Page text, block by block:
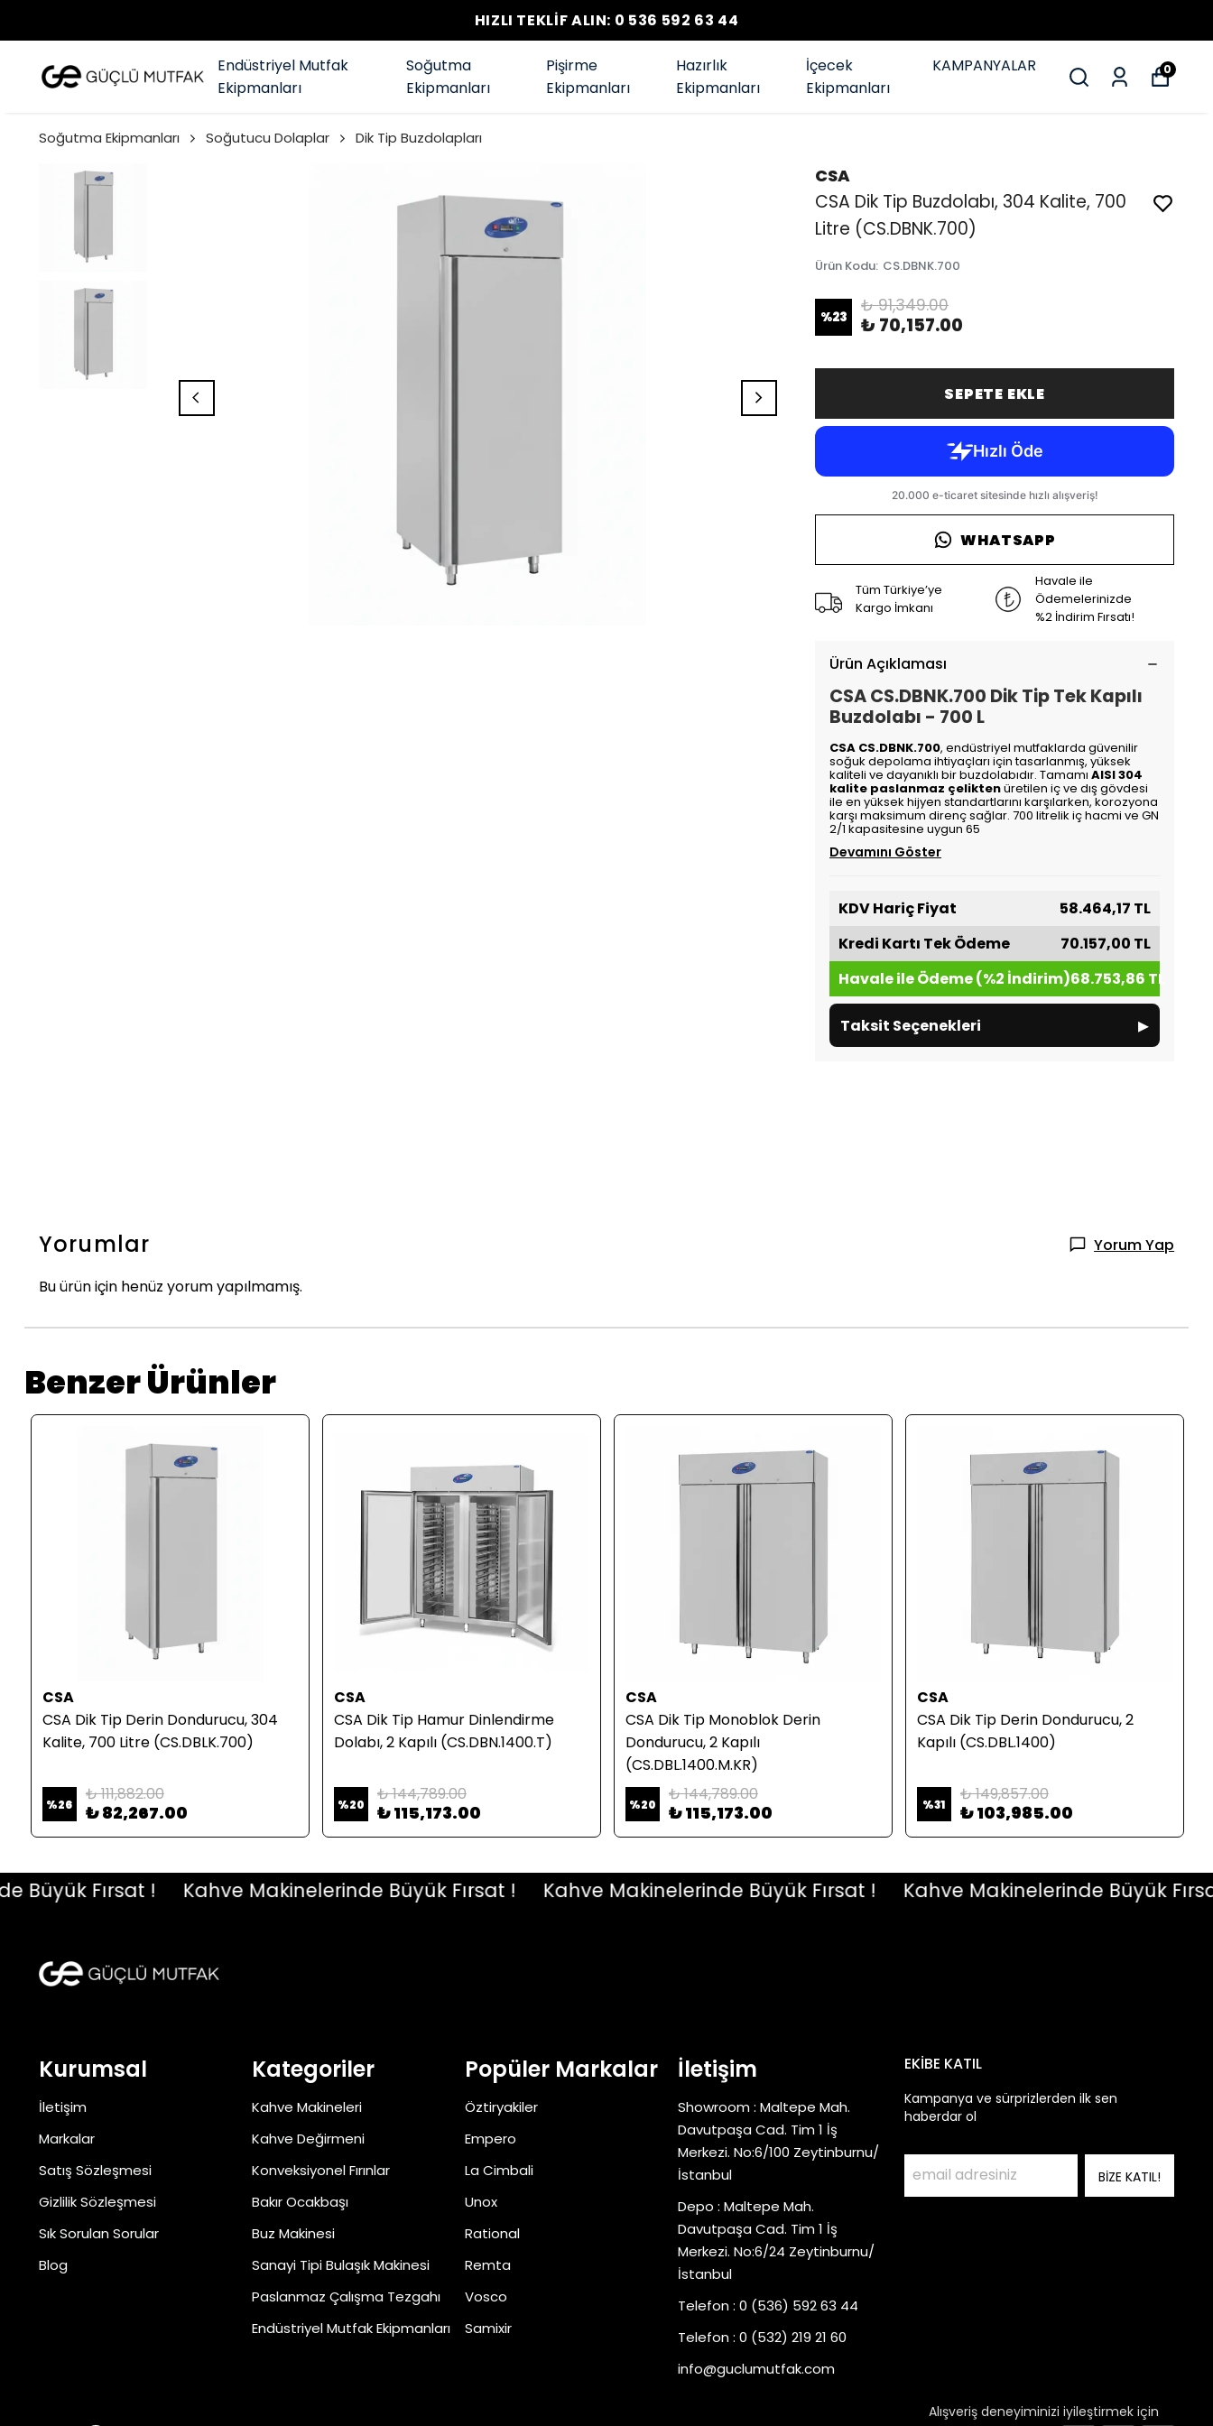
HIZLI TEKLİF ALIN: 0 536 592 63 44
Endüstriyel Mutfak
Ekipmanları
Soğutma
Ekipmanları
Pişirme
Ekipmanları
Hazırlık
Ekipmanları
İçecek
Ekipmanları
KAMPANYALAR 0
Alışveriş deneyiminizi iyileştirmek için
Soğutma Ekipmanları Soğutucu Dolaplar Dik Tip Buzdolapları
CSA
CSA Dik Tip Buzdolabı, 304 Kalite, 700
Litre (CS.DBNK.700)
Ürün Kodu: CS.DBNK.700
%23
₺ 91,349.00
₺ 70,157.00
SEPETE EKLE
WHATSAPP
Tüm Türkiye’ye
Kargo İmkanı
Havale ile
Ödemelerinizde
%2 İndirim Fırsatı!
Ürün Açıklaması
CSA CS.DBNK.700 Dik Tip Tek Kapılı
Buzdolabı - 700 L
CSA CS.DBNK.700, endüstriyel mutfaklarda güvenilir
soğuk depolama ihtiyaçları için tasarlanmış, yüksek
kaliteli ve dayanıklı bir buzdolabıdır. TamamıAISI 304
kalite paslanmaz çeliktenüretilen iç ve dış gövdesi
ile en yüksek hijyen standartlarını karşılarken, korozyona
karşı maksimum direnç sağlar. 700 litrelik iç hacmi ve GN
2/1 kapasitesine uygun 65
Devamını Göster
KDV Hariç Fiyat
58.464,17 TL
Kredi Kartı Tek Ödeme
70.157,00 TL
Havale ile Ödeme (%2 İndirim)68.753,86 TL
Taksit Seçenekleri ▸
Yorumlar Yorum Yap
Bu ürün için henüz yorum yapılmamış.
Benzer Ürünler
CSA
CSA Dik Tip Derin Dondurucu, 304
Kalite, 700 Litre (CS.DBLK.700)
%26 ₺ 111,882.00
₺ 82,267.00
CSA
CSA Dik Tip Hamur Dinlendirme
Dolabı, 2 Kapılı (CS.DBN.1400.T)
%20 ₺ 144,789.00
₺ 115,173.00
CSA
CSA Dik Tip Monoblok Derin
Dondurucu, 2 Kapılı
(CS.DBL.1400.M.KR)
%20 ₺ 144,789.00
₺ 115,173.00
CSA
CSA Dik Tip Derin Dondurucu, 2
Kapılı (CS.DBL.1400)
%31 ₺ 149,857.00
₺ 103,985.00
Fırsat ! Kahve Makinelerinde Büyük Fırsat ! Kahve Makinelerinde Büyük Fırsat ! Kahve Makinelerinde Büyük Fırsat !
Kurumsal
İletişim
Markalar
Satış Sözleşmesi
Gizlilik Sözleşmesi
Sık Sorulan Sorular
Blog
Kategoriler
Kahve Makineleri
Kahve Değirmeni
Konveksiyonel Fırınlar
Bakır Ocakbaşı
Buz Makinesi
Sanayi Tipi Bulaşık Makinesi
Paslanmaz Çalışma Tezgahı
Endüstriyel Mutfak Ekipmanları
Popüler Markalar
Öztiryakiler
Empero
La Cimbali
Unox
Rational
Remta
Vosco
Samixir
İletişim
Showroom : Maltepe Mah.
Davutpaşa Cad. Tim 1 İş
Merkezi. No:6/100 Zeytinburnu/
İstanbul
Depo : Maltepe Mah.
Davutpaşa Cad. Tim 1 İş
Merkezi. No:6/24 Zeytinburnu/
İstanbul
Telefon : 0 (536) 592 63 44
Telefon : 0 (532) 219 21 60
info@guclumutfak.com
EKİBE KATIL
Kampanya ve sürprizlerden ilk sen
haberdar ol
BİZE KATIL!